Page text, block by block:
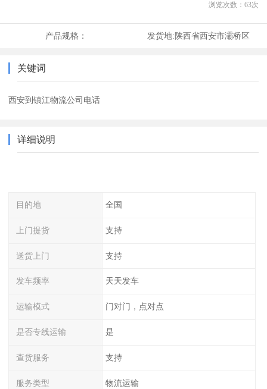
浏览次数： 63次
产品规格： 发货地:陕西省西安市灞桥区
关键词
西安到镇江物流公司电话
详细说明
目的地 全国
上门提货 支持
送货上门 支持
发车频率 天天发车
运输模式 门对门，点对点
是否专线运输 是
查货服务 支持
服务类型 物流运输